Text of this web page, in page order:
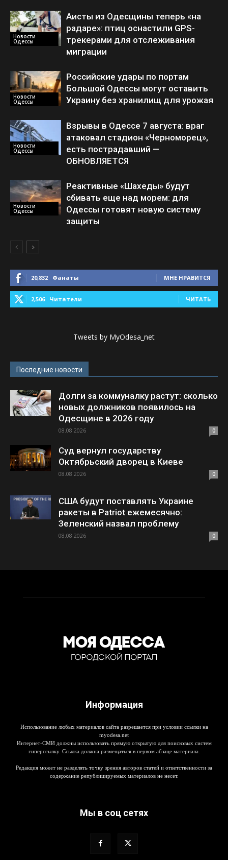
Новости
Одессы
Аисты из Одесщины теперь «на
радаре»: птиц оснастили GPS-
трекерами для отслеживания
миграции
Новости
Одессы
Российские удары по портам
Большой Одессы могут оставить
Украину без хранилищ для урожая
Новости
Одессы
Взрывы в Одессе 7 августа: враг
атаковал стадион «Черноморец»,
есть пострадавший —
ОБНОВЛЯЕТСЯ
Новости
Одессы
Реактивные «Шахеды» будут
сбивать еще над морем: для
Одессы готовят новую систему
защиты
20,832 Фанаты МНЕ НРАВИТСЯ
2,506 Читатели ЧИТАТЬ
Tweets by MyOdesa_net
Последние новости
Долги за коммуналку растут: сколько
новых должников появилось на
Одесщине в 2026 году
08.08.2026 0
Суд вернул государству
Октябрьский дворец в Киеве
08.08.2026 0
США будут поставлять Украине
ракеты в Patriot ежемесячно:
Зеленский назвал проблему
08.08.2026 0
Информация
Использование любых материалов сайта разрешается при условии ссылки на
myodesa.net
Интернет-СМИ должны использовать прямую открытую для поисковых систем
гиперссылку. Ссылка должна размещаться в первом абзаце материала.
Редакция может не разделять точку зрения авторов статей и ответственности за
содержание републицируемых материалов не несет.
Мы в соц сетях